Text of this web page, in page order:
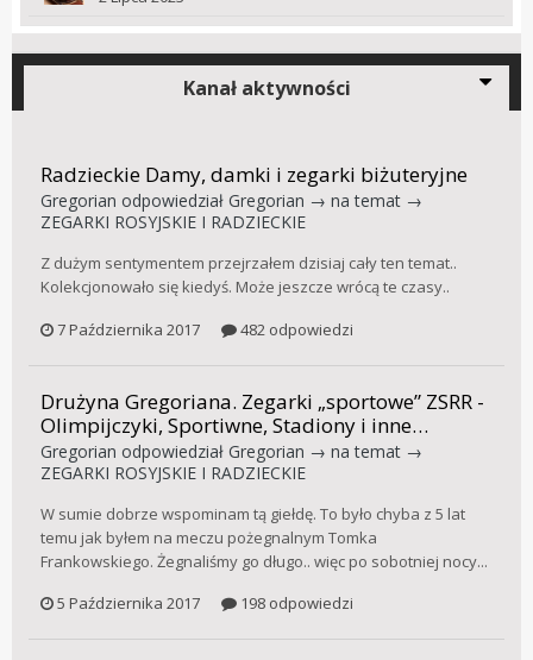
Kanał aktywności
Radzieckie Damy, damki i zegarki biżuteryjne
Gregorian odpowiedział Gregorian → na temat →
ZEGARKI ROSYJSKIE I RADZIECKIE
Z dużym sentymentem przejrzałem dzisiaj cały ten temat..
Kolekcjonowało się kiedyś. Może jeszcze wrócą te czasy..
7 Października 2017
482 odpowiedzi
Drużyna Gregoriana. Zegarki „sportowe” ZSRR -
Olimpijczyki, Sportiwne, Stadiony i inne…
Gregorian odpowiedział Gregorian → na temat →
ZEGARKI ROSYJSKIE I RADZIECKIE
W sumie dobrze wspominam tą giełdę. To było chyba z 5 lat
temu jak byłem na meczu pożegnalnym Tomka
Frankowskiego. Żegnaliśmy go długo.. więc po sobotniej nocy...
5 Października 2017
198 odpowiedzi